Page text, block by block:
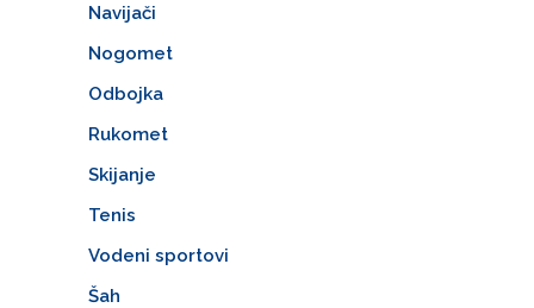
Navijači
Nogomet
Odbojka
Rukomet
Skijanje
Tenis
Vodeni sportovi
Šah